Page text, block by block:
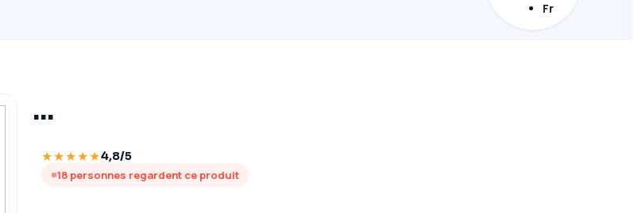
Fr
…
★★★★★4,8/5
18 personnes regardent ce produit